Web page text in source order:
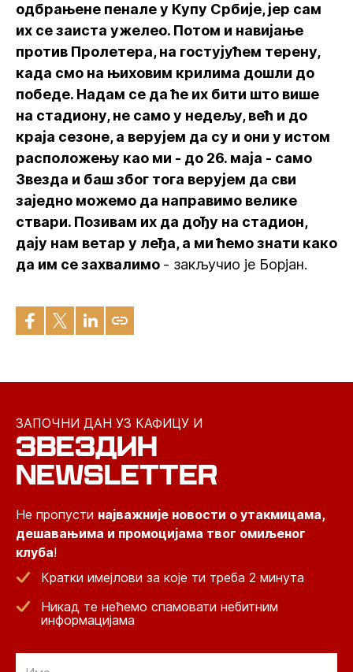
одбрањене пенале у Купу Србије, јер сам
их се заиста ужелео. Потом и навијање
против Пролетера, на гостујућем терену,
када смо на њиховим крилима дошли до
победе. Надам се да ће их бити што више
на стадиону, не само у недељу, већ и до
краја сезоне, а верујем да су и они у истом
расположењу као ми - до 26. маја - само
Звезда и баш због тога верујем да сви
заједно можемо да направимо велике
ствари. Позивам их да дођу на стадион,
дају нам ветар у леђа, а ми ћемо знати како
да им се захвалимо - закључио је Борјан.
ЗАПОЧНИ ДАН УЗ КАФИЦУ И
ЗВЕЗДИН
NEWSLETTER
Не пропусти најважније новости о утакмицама,
дешавањима и промоцијама твог омиљеног
клуба!
Кратки имејлови за које ти треба 2 минута
Никад те нећемо спамовати небитним
информацијама